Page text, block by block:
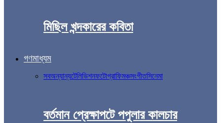
মিছিল খন্দকারের কবিতা
গণমাধ্যম
সবঅন্যান্যটেলিভিশনফটোগ্রাফিমঞ্চসংগীতসিনেমা
বর্তমান প্রেক্ষাপটে পপুলার কালচার